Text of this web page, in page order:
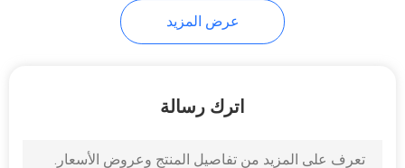
عرض المزيد
اترك رسالة